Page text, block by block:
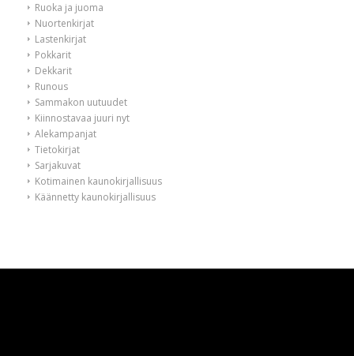
Ruoka ja juoma
Nuortenkirjat
Lastenkirjat
Pokkarit
Dekkarit
Runous
Sammakon uutuudet
Kiinnostavaa juuri nyt
Alekampanjat
Tietokirjat
Sarjakuvat
Kotimainen kaunokirjallisuus
Käännetty kaunokirjallisuus